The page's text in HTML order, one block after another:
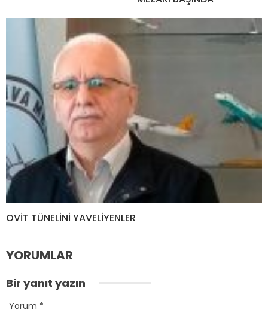
OVİT TÜNELİNİ YAVELİYENLER
YORUMLAR
Bir yanıt yazın
Yorum *